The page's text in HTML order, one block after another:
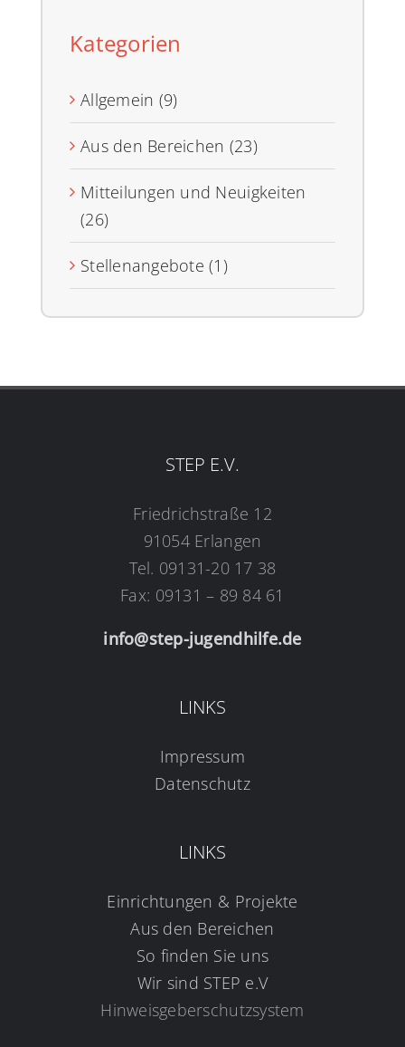
Kategorien
Allgemein (9)
Aus den Bereichen (23)
Mitteilungen und Neuigkeiten
(26)
Stellenangebote (1)
STEP E.V.
Friedrichstraße 12
91054 Erlangen
Tel. 09131-20 17 38
Fax: 09131 – 89 84 61
info@step-jugendhilfe.de
LINKS
Impressum
Datenschutz
LINKS
Einrichtungen & Projekte
Aus den Bereichen
So finden Sie uns
Wir sind STEP e.V
Hinweisgeberschutzsystem